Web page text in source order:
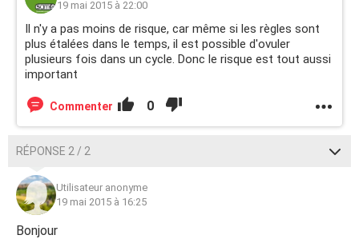
19 mai 2015 à 22:00
Il n'y a pas moins de risque, car même si les règles sont
plus étalées dans le temps, il est possible d'ovuler
plusieurs fois dans un cycle. Donc le risque est tout aussi
important
Commenter 0
RÉPONSE 2 / 2
Utilisateur anonyme
19 mai 2015 à 16:25
Bonjour